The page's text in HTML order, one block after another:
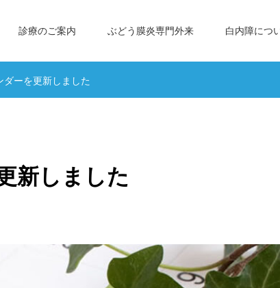
診療のご案内 ぶどう膜炎専門外来 白内障につ
ーを更新しました
新しました